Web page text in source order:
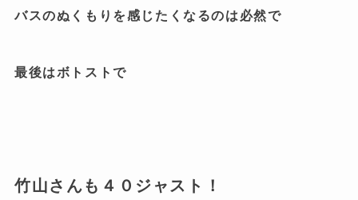
バスのぬくもりを感じたくなるのは必然で
最後はボトストで
竹山さんも４０ジャスト！